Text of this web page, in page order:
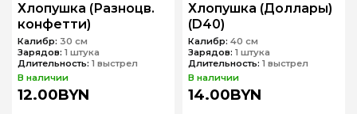
Хлопушка (Разноцв.
конфетти)
Калибр: 30 см
Зарядов: 1 штука
Длительность: 1 выстрел
В наличии
12.00BYN
Хлопушка (Доллары)
(D40)
Калибр: 40 см
Зарядов: 1 штука
Длительность: 1 выстрел
В наличии
14.00BYN